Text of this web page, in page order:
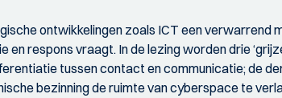
ontwikkelingen zoals ICT een
en respons vraagt. In de lezing worden drie
tussen contact en communicatie; de
bezinning de ruimte van cyberspace te